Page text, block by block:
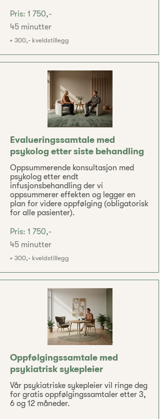
Pris: 1 750,-
45 minutter
+ 300,- kveldstillegg
Evalueringssamtale med
psykolog etter siste behandling
Oppsummerende konsultasjon med
psykolog etter endt
infusjonsbehandling der vi
oppsummerer effekten og legger en
plan for videre oppfølging (obligatorisk
for alle pasienter).
Pris: 1 750,-
45 minutter
+ 300,- kveldstillegg
Oppfølgingssamtale med
psykiatrisk sykepleier
Vår psykiatriske sykepleier vil ringe deg
for gratis oppfølgingssamtaler etter 3,
6 og 12 måneder.